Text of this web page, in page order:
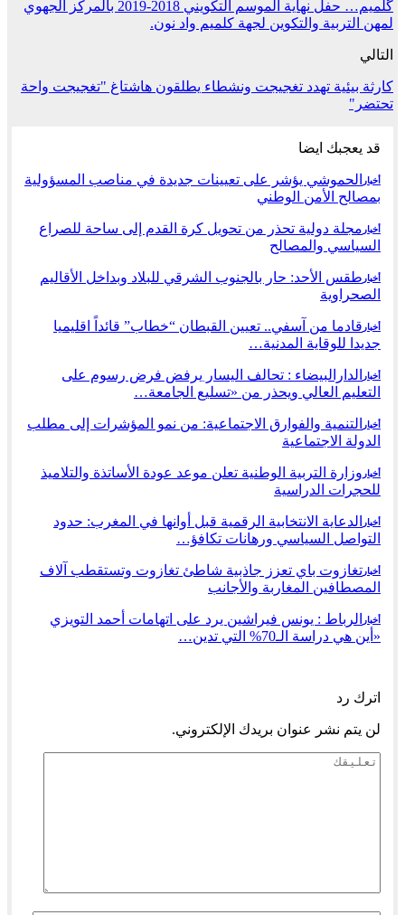
گلميم… حفل نهاية الموسم التكويني 2018-2019 بالمركز الجهوي
لمهن التربية والتكوين لجهة كلميم واد نون.
التالي
كارثة بيئية تهدد تغجيجت ونشطاء يطلقون هاشتاغ "تغجيجت واحة
تحتضر"
قد يعجبك ايضا
أخبار
الحموشي يؤشر على تعيينات جديدة في مناصب المسؤولية
بمصالح الأمن الوطني
أخبار مجلة دولية تحذر من تحويل كرة القدم إلى ساحة للصراع
السياسي والمصالح
أخبار طقس الأحد: حار بالجنوب الشرقي للبلاد وبداخل الأقاليم
الصحراوية
أخبار قادما من آسفي.. تعيين القبطان “خطاب” قائداً اقليميا
جديدا للوقاية المدنية…
أخبار
الدارالبيضاء : تحالف اليسار يرفض فرض رسوم على
التعليم العالي ويحذر من «تسليع الجامعة…
أخبار
التنمية والفوارق الاجتماعية: من نمو المؤشرات إلى مطلب
الدولة الاجتماعية
أخبار وزارة التربية الوطنية تعلن موعد عودة الأساتذة والتلاميذ
للحجرات الدراسية
أخبار
الدعاية الانتخابية الرقمية قبل أوانها في المغرب: حدود
التواصل السياسي ورهانات تكافؤ…
أخبار تغازوت باي تعزز جاذبية شاطئ تغازوت وتستقطب آلاف
المصطافين المغاربة والأجانب
أخبار
الرباط : يونس فيراشين يرد على اتهامات أحمد التويزي
«أين هي دراسة الـ70% التي تدين…
اترك رد
لن يتم نشر عنوان بريدك الإلكتروني.